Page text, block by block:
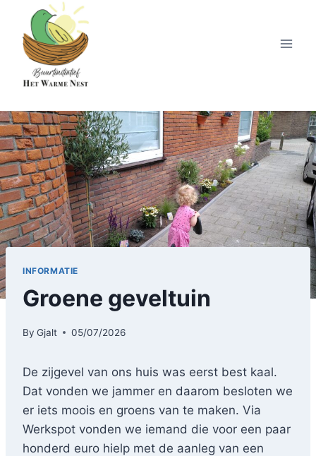
content
INFORMATIE
Groene geveltuin
By Gjalt 05/07/2026
De zijgevel van ons huis was eerst best kaal.
Dat vonden we jammer en daarom besloten we
er iets moois en groens van te maken. Via
Werkspot vonden we iemand die voor een paar
honderd euro hielp met de aanleg van een